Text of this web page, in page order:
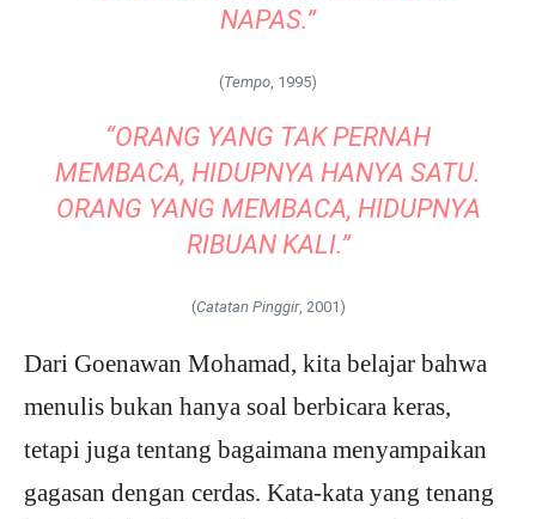
NAPAS.”
(Tempo , 1995)
“ORANG YANG TAK PERNAH
MEMBACA, HIDUPNYA HANYA SATU.
ORANG YANG MEMBACA, HIDUPNYA
RIBUAN KALI.”
(Catatan Pinggir, 2001)
Dari Goenawan Mohamad, kita belajar bahwa
menulis bukan hanya soal berbicara keras,
tetapi juga tentang bagaimana menyampaikan
gagasan dengan cerdas. Kata-kata yang tenang